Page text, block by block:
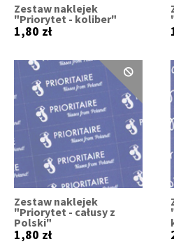
Zestaw naklejek
"Priorytet - koliber"
1,80 zł
Zestaw naklejek
"Priorytet - całusy z
Polski"
1,80 zł